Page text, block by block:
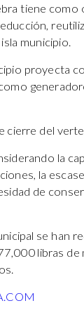
tiene
municipio.
proyecta
cierre del
la
la
de
se han
libras